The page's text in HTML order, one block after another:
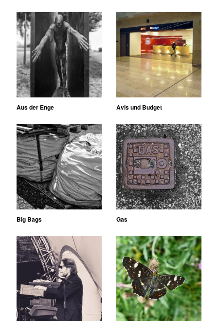
Aus der Enge Avis und Budget
Big Bags Gas